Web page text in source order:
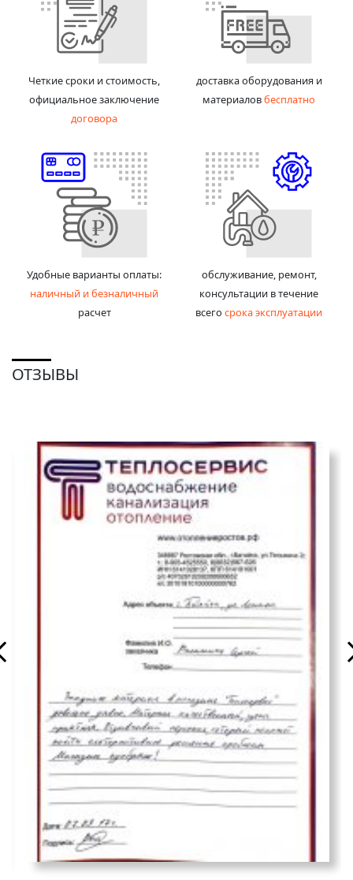
Четкие сроки и стоимость,
официальное заключение
договора
доставка оборудования и
материаловбесплатно
Удобные варианты оплаты:
наличный и безналичный
расчет
обслуживание, ремонт,
консультации в течение
всего срока эксплуатации
ОТЗЫВЫ